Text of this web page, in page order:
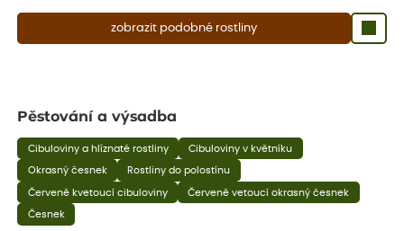
zobrazit podobné rostliny
Pěstování a výsadba
Cibuloviny a hlíznaté rostliny Cibuloviny v květníku
Okrasný česnek Rostliny do polostínu
Červeně kvetoucí cibuloviny Červeně vetoucí okrasný česnek
Česnek